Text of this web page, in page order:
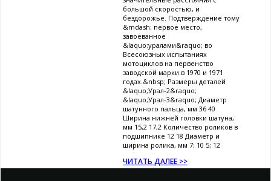
большой скоростью, и
бездорожье. Подтверждение тому
&mdash; первое место,
завоеванное
&laquo;уралами&raquo; во
Всесоюзных испытаниях
мотоциклов на первенство
заводской марки в 1970 и 1971
годах.&nbsp; Размеры деталей
&laquo;Урал-2&raquo;
&laquo;Урал-3&raquo; Диаметр
шатунного пальца, мм 36 40
Ширина нижней головки шатуна,
мм 15,2 17,2 Количество роликов в
подшипнике 12 18 Диаметр и
ширина ролика, мм 7; 10 5; 12
ЧИТАТЬ ДАЛЕЕ >>